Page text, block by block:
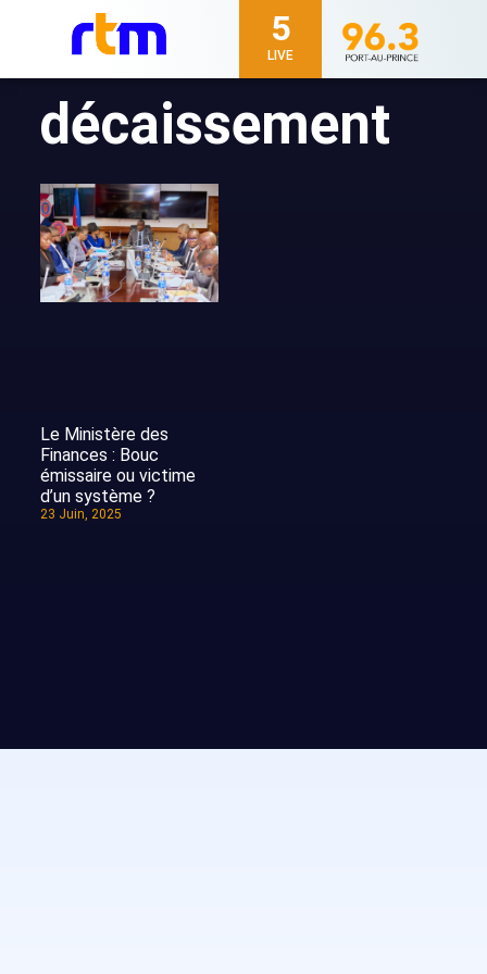
5
LIVE
décaissement
Le Ministère des
Finances : Bouc
émissaire ou victime
d’un système ?
23 Juin, 2025